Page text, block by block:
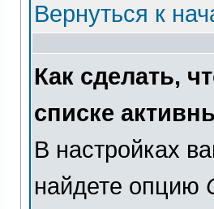
Вернуться к
Как сделать,
списке
В настройках
найдете опцию